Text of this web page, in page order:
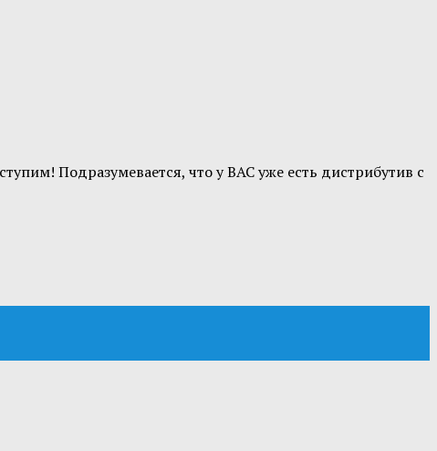
Подразумевается, что у ВАС уже есть дистрибутив с